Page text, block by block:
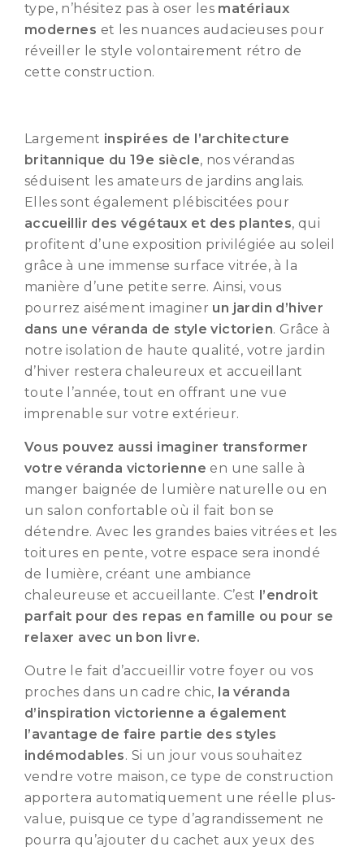
type, n’hésitez pas à oser les matériaux
modernes et les nuances audacieuses pour
réveiller le style volontairement rétro de
cette construction.
Largement inspirées de l’architecture
britannique du 19e siècle, nos vérandas
séduisent les amateurs de jardins anglais.
Elles sont également plébiscitées pour
accueillir des végétaux et des plantes, qui
profitent d’une exposition privilégiée au soleil
grâce à une immense surface vitrée, à la
manière d’une petite serre. Ainsi, vous
pourrez aisément imaginer un jardin d’hiver
dans une véranda de style victorien. Grâce à
notre isolation de haute qualité, votre jardin
d’hiver restera chaleureux et accueillant
toute l’année, tout en offrant une vue
imprenable sur votre extérieur.
Vous pouvez aussi imaginer transformer
votre véranda victorienne en une salle à
manger baignée de lumière naturelle ou en
un salon confortable où il fait bon se
détendre. Avec les grandes baies vitrées et les
toitures en pente, votre espace sera inondé
de lumière, créant une ambiance
chaleureuse et accueillante. C’est l’endroit
parfait pour des repas en famille ou pour se
relaxer avec un bon livre.
Outre le fait d’accueillir votre foyer ou vos
proches dans un cadre chic, la véranda
d’inspiration victorienne a également
l’avantage de faire partie des styles
indémodables. Si un jour vous souhaitez
vendre votre maison, ce type de construction
apportera automatiquement une réelle plus-
value, puisque ce type d’agrandissement ne
pourra qu’ajouter du cachet aux yeux des